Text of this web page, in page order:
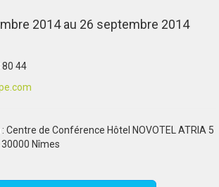
2014 au 26 septembre 2014
80 44
: Centre de Conférence Hôtel NOVOTEL ATRIA 5
Nîmes